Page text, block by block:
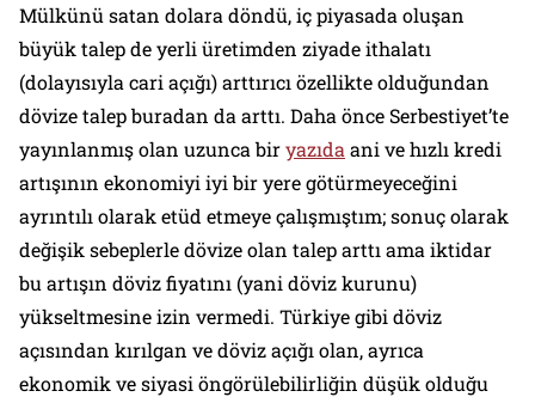
Mülkünü satan dolara döndü, iç piyasada oluşan
büyük talep de yerli üretimden ziyade ithalatı
(dolayısıyla cari açığı) arttırıcı özellikte olduğundan
dövize talep buradan da arttı. Daha önce Serbestiyet’te
yayınlanmış olan uzunca biryazıda ani ve hızlı kredi
artışının ekonomiyi iyi bir yere götürmeyeceğini
ayrıntılı olarak etüd etmeye çalışmıştım; sonuç olarak
değişik sebeplerle dövize olan talep arttı ama iktidar
bu artışın döviz fiyatını (yani döviz kurunu)
yükseltmesine izin vermedi. Türkiye gibi döviz
açısından kırılgan ve döviz açığı olan, ayrıca
ekonomik ve siyasi öngörülebilirliğin düşük olduğu